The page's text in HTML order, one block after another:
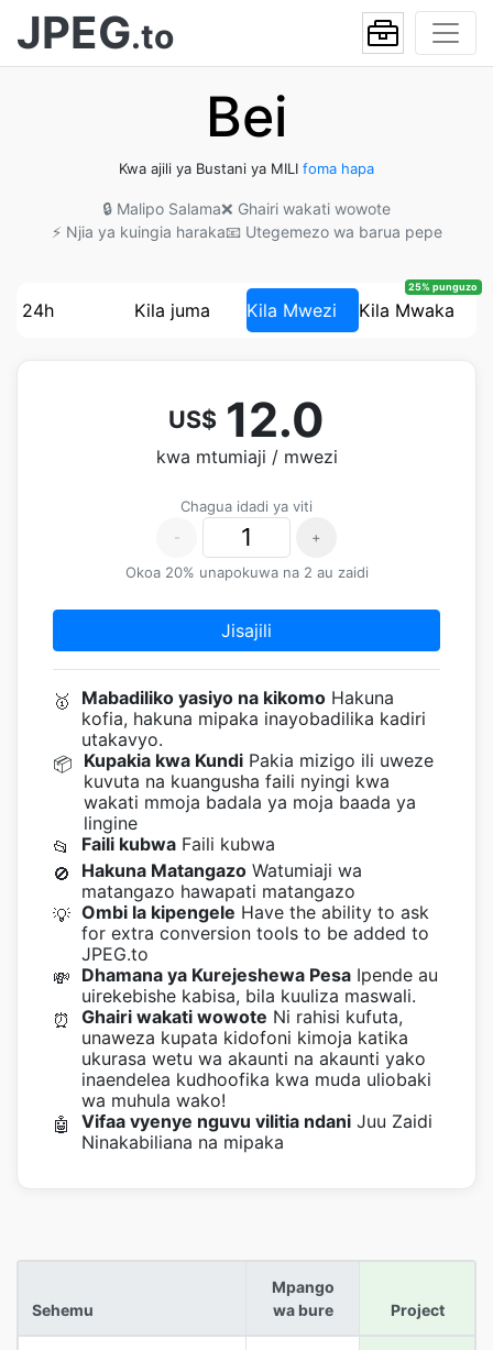
JPEG.to
Bei
Kwa ajili ya Bustani ya MILI foma hapa
🔒 Malipo Salama❌ Ghairi wakati wowote
⚡ Njia ya kuingia haraka📧 Utegemezo wa barua pepe
24h Kila juma Kila Mwezi Kila Mwaka
25% punguzo
US$ 12.0
kwa mtumiaji / mwezi
Chagua idadi ya viti
-
+
Okoa 20% unapokuwa na 2 au zaidi
Jisajili
🥇 Mabadiliko yasiyo na kikomo Hakuna
kofia, hakuna mipaka inayobadilika kadiri
utakavyo.
📦 Kupakia kwa Kundi Pakia mizigo ili uweze
kuvuta na kuangusha faili nyingi kwa
wakati mmoja badala ya moja baada ya
lingine
📂
Faili kubwa Faili kubwa
🚫
Hakuna Matangazo Watumiaji wa
matangazo hawapati matangazo
💡 Ombi la kipengele Have the ability to ask
for extra conversion tools to be added to
JPEG.to
💸 Dhamana ya Kurejeshewa Pesa Ipende au
uirekebishe kabisa, bila kuuliza maswali.
⏰
Ghairi wakati wowote Ni rahisi kufuta,
unaweza kupata kidofoni kimoja katika
ukurasa wetu wa akaunti na akaunti yako
inaendelea kudhoofika kwa muda uliobaki
wa muhula wako!
🤖
Vifaa vyenye nguvu vilitia ndani Juu Zaidi
Ninakabiliana na mipaka
Sehemu
Mpango
wa bure
Project